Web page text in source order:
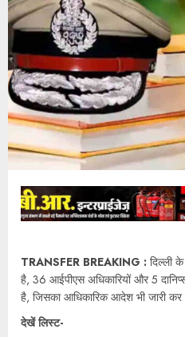
TRANSFER BREAKING : दिल्ली
है, 36 आईपीएस अधिकारियों और 5
है, जिसका आधिकारिक आदेश भी जारी कर
देखें लिस्ट-